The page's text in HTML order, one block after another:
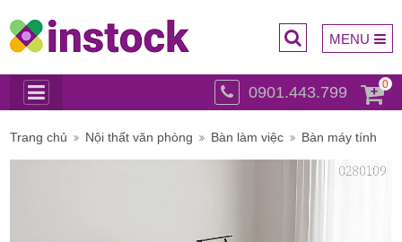
0901.443.799 0
MENU
Trụ sở
Trang chủ Nội thất văn phòng Bàn làm việc Bàn máy tính